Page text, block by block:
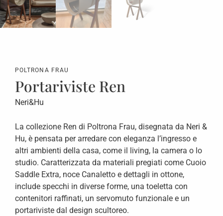
POLTRONA FRAU
Portariviste Ren
Neri&Hu
La collezione Ren di Poltrona Frau, disegnata da Neri &
Hu, è pensata per arredare con eleganza l’ingresso e
altri ambienti della casa, come il living, la camera o lo
studio. Caratterizzata da materiali pregiati come Cuoio
Saddle Extra, noce Canaletto e dettagli in ottone,
include specchi in diverse forme, una toeletta con
contenitori raffinati, un servomuto funzionale e un
portariviste dal design scultoreo.